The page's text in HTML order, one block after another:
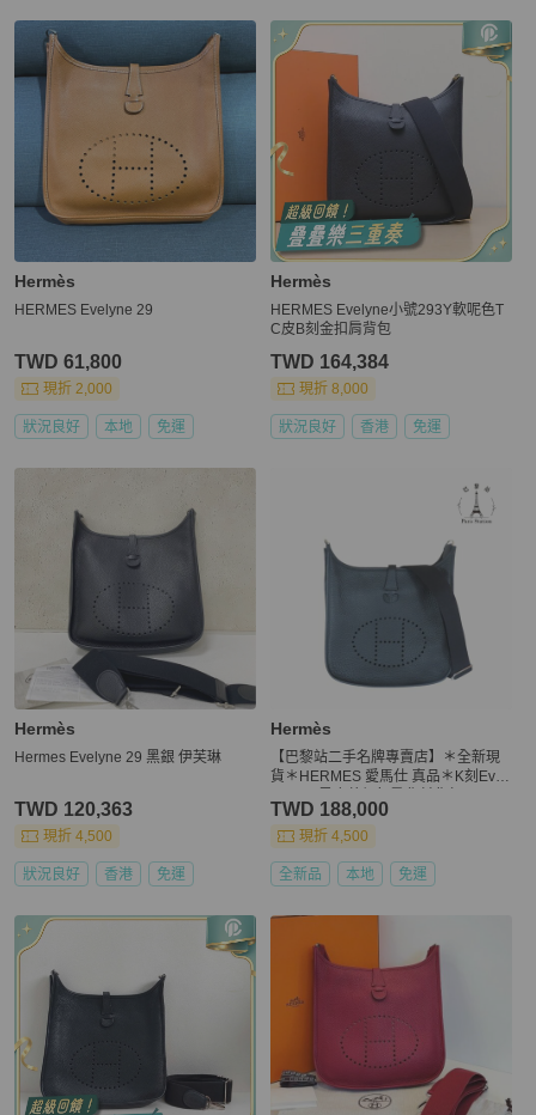
Hermès
HERMES Evelyne 29
TWD 61,800
現折 2,000
狀況良好 本地 免運
Hermès
HERMES Evelyne小號293Y軟呢色T
C皮B刻金扣肩背包
TWD 164,384
現折 8,000
狀況良好 香港 免運
Hermès
Hermes Evelyne 29 黑銀 伊芙琳
TWD 120,363
現折 4,500
狀況良好 香港 免運
Hermès
【巴黎站二手名牌專賣店】＊全新現
貨＊HERMES 愛馬仕 真品＊K刻Evel
TWD 188,000
現折 4,500
全新品 本地 免運